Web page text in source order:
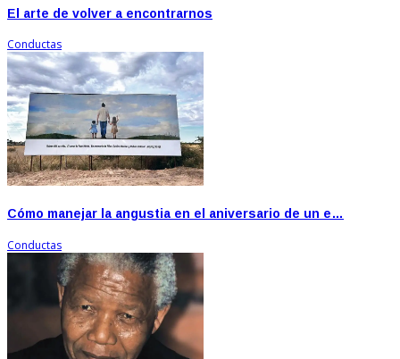
El arte de volver a encontrarnos
Conductas
Cómo manejar la angustia en el aniversario de un e…
Conductas